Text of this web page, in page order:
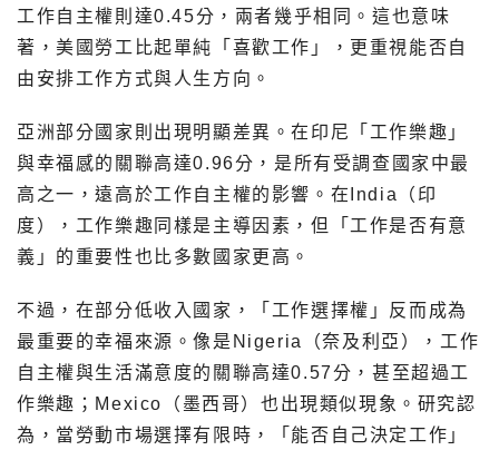
工作自主權則達0.45分，兩者幾乎相同。這也意味
著，美國勞工比起單純「喜歡工作」，更重視能否自
由安排工作方式與人生方向。
亞洲部分國家則出現明顯差異。在印尼「工作樂趣」
與幸福感的關聯高達0.96分，是所有受調查國家中最
高之一，遠高於工作自主權的影響。在India（印
度），工作樂趣同樣是主導因素，但「工作是否有意
義」的重要性也比多數國家更高。
不過，在部分低收入國家，「工作選擇權」反而成為
最重要的幸福來源。像是Nigeria（奈及利亞），工作
自主權與生活滿意度的關聯高達0.57分，甚至超過工
作樂趣；Mexico（墨西哥）也出現類似現象。研究認
為，當勞動市場選擇有限時，「能否自己決定工作」